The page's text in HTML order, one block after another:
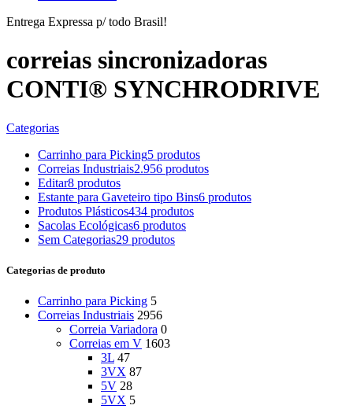
Entrega Expressa p/ todo Brasil!
correias sincronizadoras
CONTI® SYNCHRODRIVE
Categorias
Carrinho para Picking5 produtos
Correias Industriais2.956 produtos
Editar8 produtos
Estante para Gaveteiro tipo Bins6 produtos
Produtos Plásticos434 produtos
Sacolas Ecológicas6 produtos
Sem Categorias29 produtos
Categorias de produto
Carrinho para Picking 5
Correias Industriais 2956
Correia Variadora 0
Correias em V 1603
3L 47
3VX 87
5V 28
5VX 5